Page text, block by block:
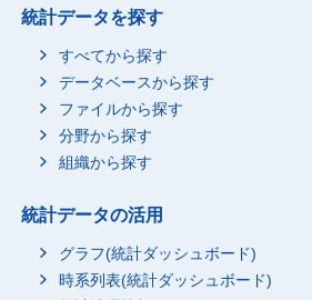
534
507
514
521
540
538
546
統計データを探す
すべてから探す
データベースから探す
ファイルから探す
分野から探す
組織から探す
統計データの活用
グラフ(統計ダッシュボード)
時系列表(統計ダッシュボード)